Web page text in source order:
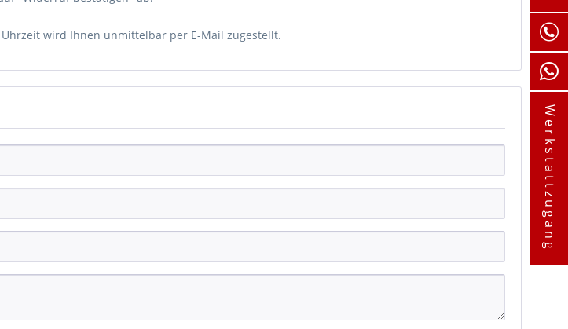
wird Ihnen unmittelbar per E-Mail zugestellt.
Werkstattzugang